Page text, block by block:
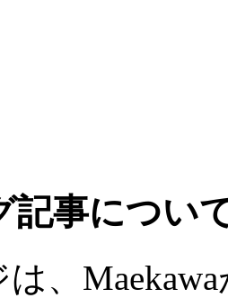
記事につい
、